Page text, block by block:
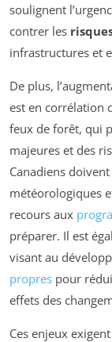
soulignent
contrer les
infrastructures et
De plus,
est en corrélation
feux de forêt, qui
majeures et des
Canadiens
météorologiques
recours aux
préparer. Il est
visant au
propres pour
effets des
Ces enjeux